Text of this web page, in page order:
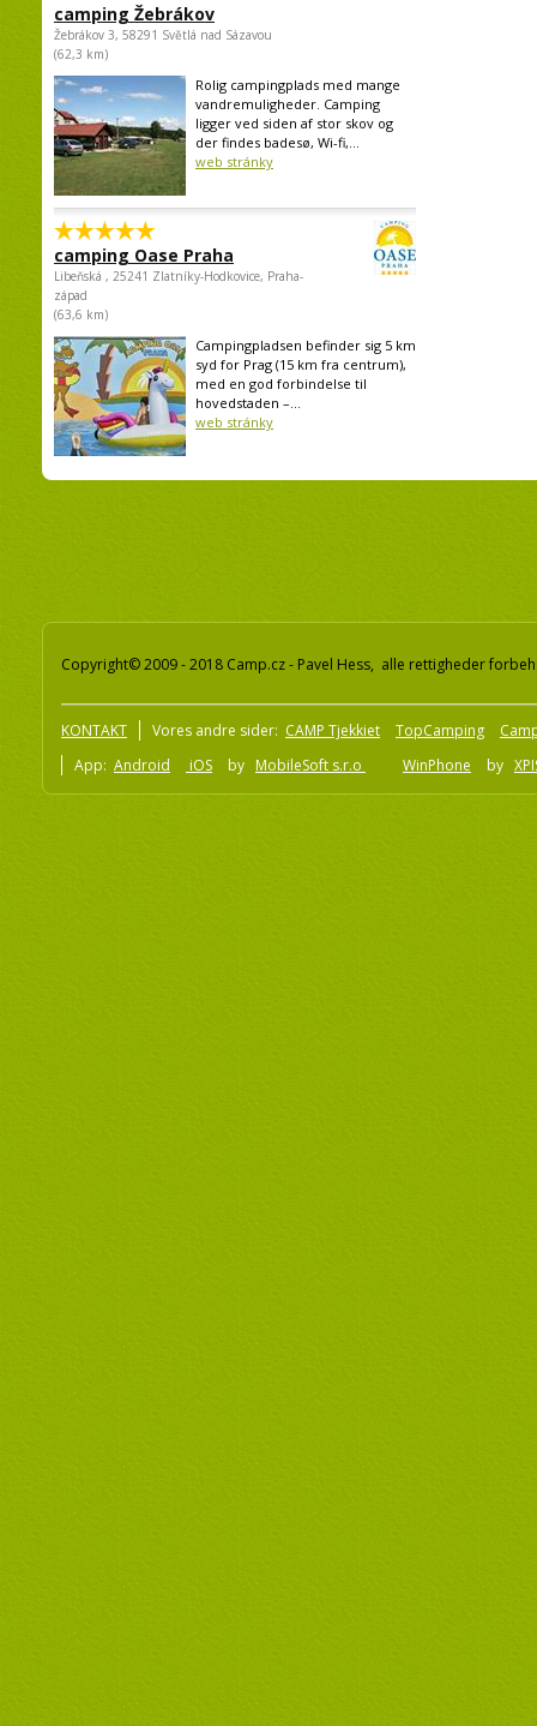
camping Žebrákov
Žebrákov 3, 58291 Světlá nad Sázavou
(62,3 km)
Rolig campingplads med mange
vandremuligheder. Camping
ligger ved siden af stor skov og
der findes badesø, Wi-fi,...
web stránky
camping Oase Praha
Libeňská , 25241 Zlatníky-Hodkovice, Praha-
západ
(63,6 km)
Campingpladsen befinder sig 5 km
syd for Prag (15 km fra centrum),
med en god forbindelse til
hovedstaden –...
web stránky
Copyright© 2009 - 2018 Camp.cz - Pavel Hess, alle rettigheder
KONTAKT Vores andre sider: CAMP Tjekkiet TopCamping
App: Android iOS by MobileSoft s.r.o WinPhone by